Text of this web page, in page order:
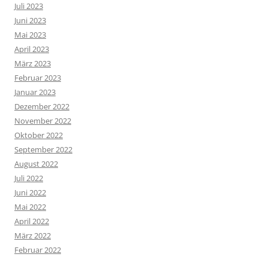
Juli 2023
Juni 2023
Mai 2023
April 2023
März 2023
Februar 2023
Januar 2023
Dezember 2022
November 2022
Oktober 2022
September 2022
August 2022
Juli 2022
Juni 2022
Mai 2022
April 2022
März 2022
Februar 2022